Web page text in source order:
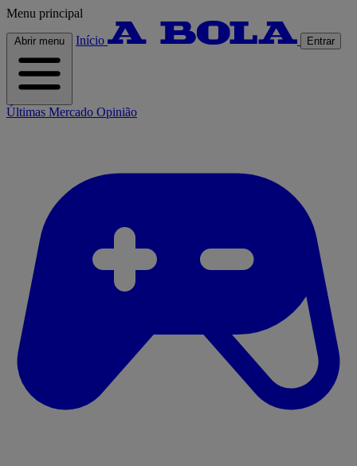
Menu principal
Abrir menu Início Entrar
Últimas Mercado Opinião